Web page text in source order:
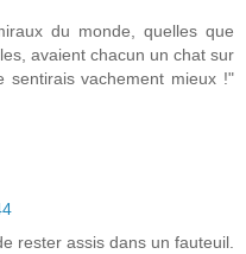
du monde, quelles que
avaient chacun un chat sur
sentirais vachement mieux !"
rester assis dans un fauteuil.